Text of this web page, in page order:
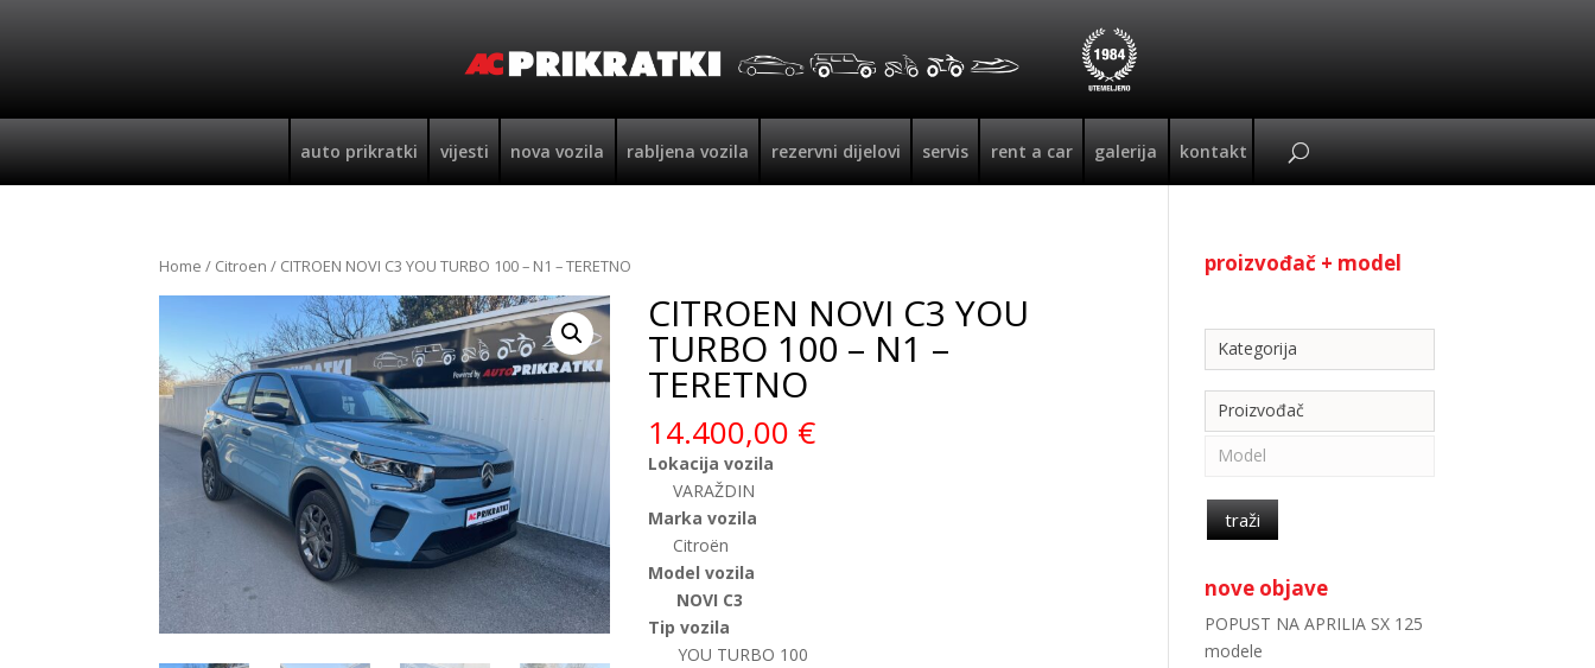
auto prikratki vijesti nova vozila rabljena vozila rezervni dijelovi servis rent a car galerija kontakt
Home / Citroen / CITROEN NOVI C3 YOU TURBO 100 – N1 – TERETNO
CITROEN NOVI C3 YOU
TURBO 100 – N1 –
TERETNO
14.400,00 €
Lokacija vozila
VARAŽDIN
Marka vozila
Citroën
Model vozila
NOVI C3
Tip vozila
YOU TURBO 100
proizvođač + model
Kategorija
Proizvođač
Model
traži
nove objave
POPUST NA APRILIA SX 125
modele